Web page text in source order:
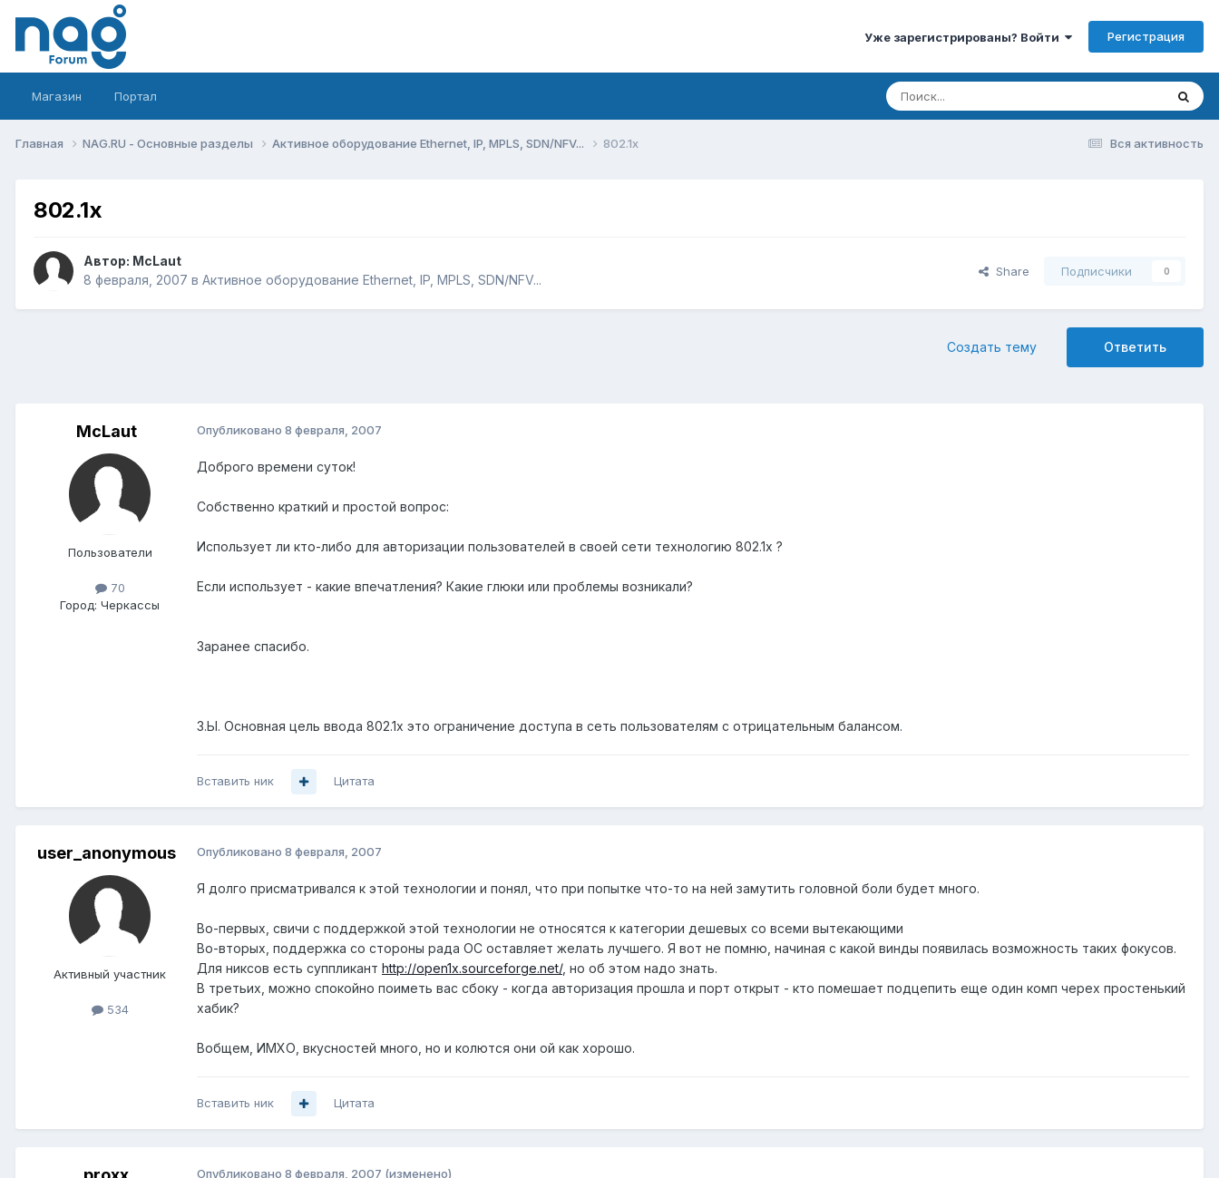
Уже зарегистрированы? Войти Регистрация
Магазин Портал
Вся активность
Главная NAG.RU - Основные разделы Активное оборудование Ethernet, IP, MPLS, SDN/NFV... 802.1x
802.1x
Автор: McLaut
8 февраля, 2007 в Активное оборудование Ethernet, IP, MPLS, SDN/NFV...
Share Подписчики 0
Ответить
Создать тему
McLaut
Пользователи
70
Город: Черкассы
Опубликовано 8 февраля, 2007
Доброго времени суток!
Собственно краткий и простой вопрос:
Использует ли кто-либо для авторизации пользователей в своей сети технологию 802.1x ?
Если использует - какие впечатления? Какие глюки или проблемы возникали?
Заранее спасибо.
З.Ы. Основная цель ввода 802.1x это ограничение доступа в сеть пользователям с отрицательным балансом.
Вставить ник Цитата
user_anonymous
Активный участник
534
Опубликовано 8 февраля, 2007
Я долго присматривался к этой технологии и понял, что при попытке что-то на ней замутить головной боли будет много.
Во-первых, свичи с поддержкой этой технологии не относятся к категории дешевых со всеми вытекающими
Во-вторых, поддержка со стороны рада ОС оставляет желать лучшего. Я вот не помню, начиная с какой винды появилась возможность таких фокусов.
Для никсов есть суппликант http://open1x.sourceforge.net/, но об этом надо знать.
В третьих, можно спокойно поиметь вас сбоку - когда авторизация прошла и порт открыт - кто помешает подцепить еще один комп черех простенький
хабик?
Вобщем, ИМХО, вкусностей много, но и колются они ой как хорошо.
Вставить ник Цитата
Опубликовано 8 февраля, 2007 (изменено)